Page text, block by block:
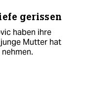
gerissen
haben ihre
Mutter hat